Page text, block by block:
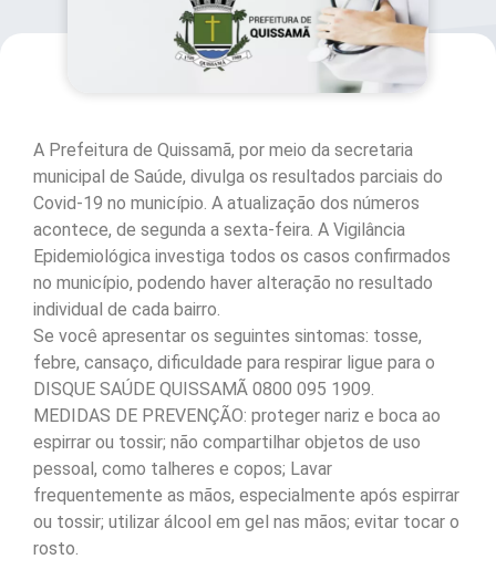
A Prefeitura de Quissamã, por meio da secretaria
municipal de Saúde, divulga os resultados parciais do
Covid-19 no município. A atualização dos números
acontece, de segunda a sexta-feira. A Vigilância
Epidemiológica investiga todos os casos confirmados
no município, podendo haver alteração no resultado
individual de cada bairro.
Se você apresentar os seguintes sintomas: tosse,
febre, cansaço, dificuldade para respirar ligue para o
DISQUE SAÚDE QUISSAMÃ 0800 095 1909.
MEDIDAS DE PREVENÇÃO: proteger nariz e boca ao
espirrar ou tossir; não compartilhar objetos de uso
pessoal, como talheres e copos; Lavar
frequentemente as mãos, especialmente após espirrar
ou tossir; utilizar álcool em gel nas mãos; evitar tocar o
rosto.